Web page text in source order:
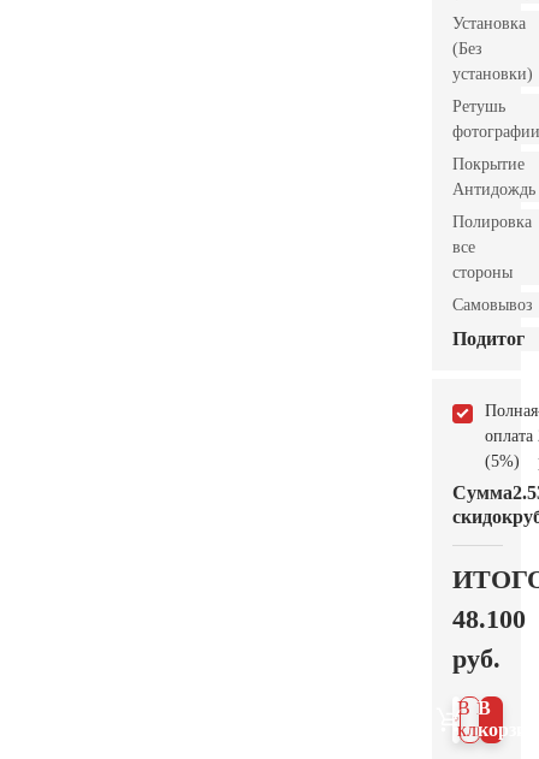
Установка
(Без
установки)
Ретушь
фотографии
Покрытие
Антидождь
Полировка
все
стороны
Самовывоз
Подитог
Полная
оплата
(5%)
Сумма
скидок
48.100
руб.
В
В 1
клик